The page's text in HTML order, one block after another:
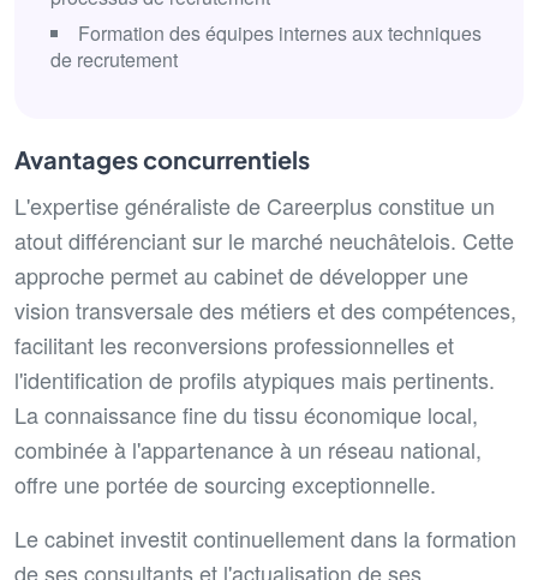
Formation des équipes internes aux techniques
de recrutement
Avantages concurrentiels
L'expertise généraliste de Careerplus constitue un
atout différenciant sur le marché neuchâtelois. Cette
approche permet au cabinet de développer une
vision transversale des métiers et des compétences,
facilitant les reconversions professionnelles et
l'identification de profils atypiques mais pertinents.
La connaissance fine du tissu économique local,
combinée à l'appartenance à un réseau national,
offre une portée de sourcing exceptionnelle.
Le cabinet investit continuellement dans la formation
de ses consultants et l'actualisation de ses